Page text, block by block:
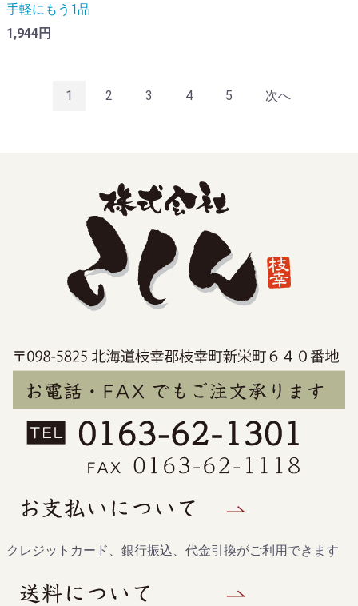
手軽にもう1品
1,944円
1 2 3 4 5 次へ
クレジットカード、銀行振込、代金引換がご利用できます